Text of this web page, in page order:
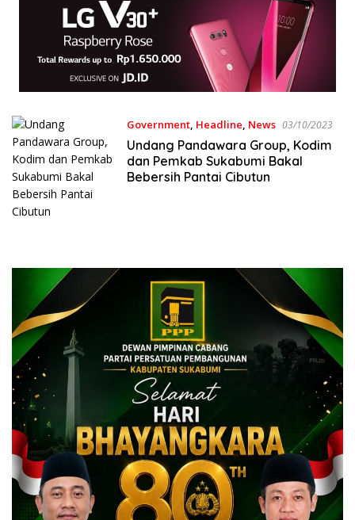
Government, Headline, News 03/10/2023
Undang Pandawara Group, Kodim
dan Pemkab Sukabumi Bakal
Bebersih Pantai Cibutun